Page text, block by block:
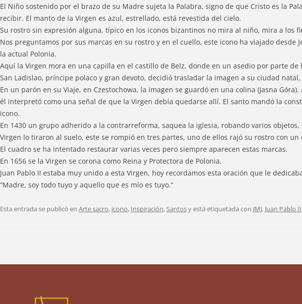
El Niño sostenido por el brazo de su Madre sujeta la Palabra, signo de que Cristo es la
recibir. El manto de la Virgen es azul, estrellado, está revestida del cielo.
Su rostro sin expresión alguna, típico en los iconos bizantinos no mira al niño, mira a los
Nos preguntamos por sus marcas en su rostro y en el cuello, este icono ha viajado
la actual Polonia.
Aquí la Virgen mora en una capilla en el castillo de Belz, donde en un asedio por parte
San Ladislao, príncipe polaco y gran devoto, decidió trasladar la imagen a su ciudad
En un parón en su Viaje, en Czestochowa, la imagen se guardó en una colina (Jasna
él interpretó como una señal de que la Virgen debía quedarse allí. El santo mandó la
icono.
En 1430 un grupo adherido a la contrarreforma, saquea la iglesia, robando varios
Virgen lo tiraron al suelo, este se rompió en tres partes, uno de ellos rajó su rostro con
El cuadro se ha intentado restaurar varias veces pero siempre aparecen estas marcas.
En 1656 se la Virgen se corona como Reina y Protectora de Polonia.
Juan Pablo II estaba muy unido a esta Virgen, hoy recordamos esta oración que le
“Madre, soy todo tuyo y aquello que es mío es tuyo.”
Esta entrada se publicó en Arte sacro, icono, Inspiración,Santosy está etiquetada con JMJ, Juan Pablo II